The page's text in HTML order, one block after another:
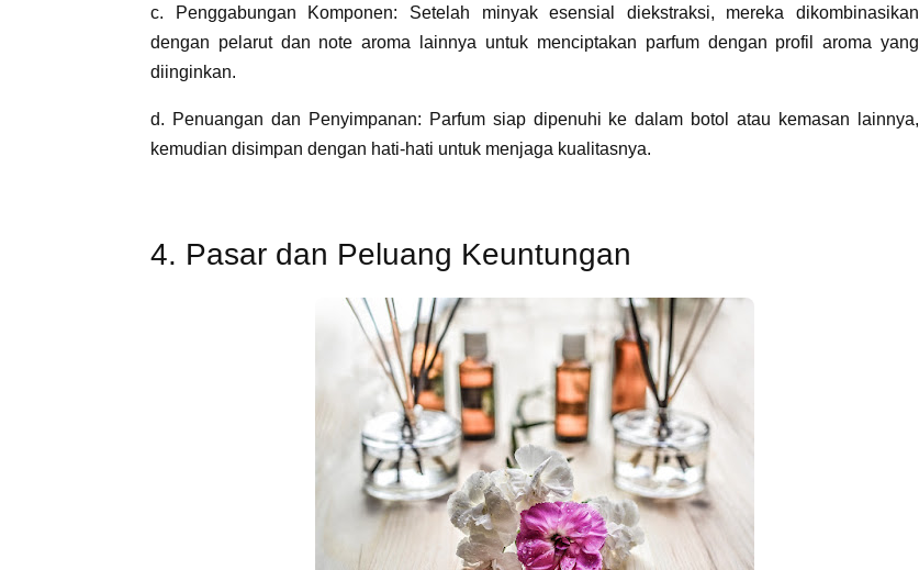
c. Penggabungan Komponen: Setelah minyak esensial diekstraksi, mereka dikombinasikan
dengan pelarut dan note aroma lainnya untuk menciptakan parfum dengan profil aroma yang
diinginkan.
d. Penuangan dan Penyimpanan: Parfum siap dipenuhi ke dalam botol atau kemasan lainnya,
kemudian disimpan dengan hati-hati untuk menjaga kualitasnya.
4. Pasar dan Peluang Keuntungan